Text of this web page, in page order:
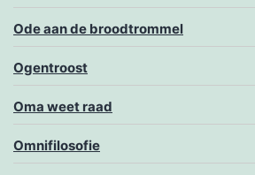
Ode aan de broodtrommel
Ogentroost
Oma weet raad
Omnifilosofie